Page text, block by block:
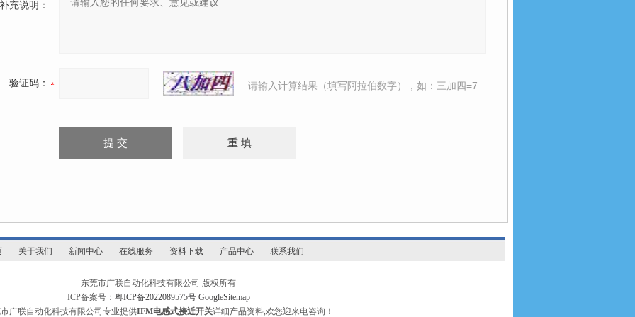
充说明：
验证码： 请输入计算结果（填写阿拉伯数字），如：三加四=7
关于我们 新闻中心 在线服务 资料下载 产品中心 联系我们
东莞市广联自动化科技有限公司 版权所有
ICP备案号： 粤ICP备2022089575号 GoogleSitemap
广联自动化科技有限公司专业提供IFM电感式接近开关详细产品资料,欢您迎来电咨询！